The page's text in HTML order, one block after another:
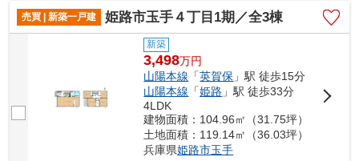
売買 | 新築一戸建 姫路市玉手４丁目1期／全3棟
新築
3,498万円
山陽本線 「英賀保 」駅 徒歩15分
山陽本線 「姫路 」駅 徒歩33分
4LDK
建物面積：104.96㎡（31.75坪）
土地面積：119.14㎡（36.03坪）
兵庫県姫路市玉手